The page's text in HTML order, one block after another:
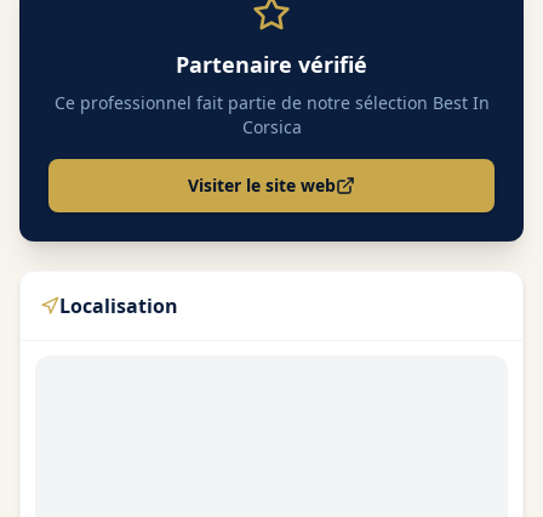
Partenaire vérifié
Ce professionnel fait partie de notre sélection Best In
Corsica
Visiter le site web
Localisation